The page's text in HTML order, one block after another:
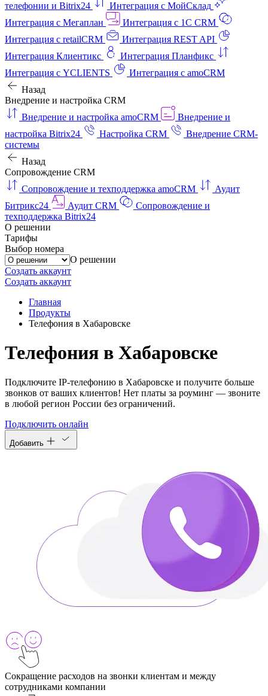
телефонии и Bitrix24
Интеграция с МойСклад
Интеграция с Мегаплан
Интеграция с 1C CRM
Интеграция с retailCRM
Интеграция REST API
Интеграция Клиентикс
Интеграция Планфикс
Интеграция с YCLIENTS
Интеграция с amoCRM
Назад
Внедрение и настройка CRM
Внедрение и настройка amoCRM
Внедрение и
настройка Bitrix24
Настройка CRM
Внедрение CRM-
системы
Назад
Сопровождение CRM
Сопровождение и техподдержка amoCRM
Аудит
Битрикс24
Аудит CRM
Сопровождение и
техподдержка Bitrix24
О решении
Тарифы
Выбор номера
О решении
Создать аккаунт
Создать аккаунт
Главная
Продукты
Телефония в Хабаровске
Телефония в Хабаровске
Подключите IP-телефонию в Хабаровске и получите больше
звонков от ваших клиентов! Нет платы за роуминг — звоните
в любой регион России без ограничений.
Подключить онлайн
Добавить
Сокращение расходов на звонки клиентам и между
сотрудниками компании